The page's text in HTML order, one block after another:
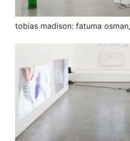
tobias madison: fatuma